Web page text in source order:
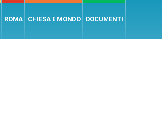
ROMA CHIESA E MONDO DOCUMENTI